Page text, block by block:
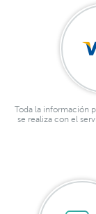
Toda la información
se realiza con el